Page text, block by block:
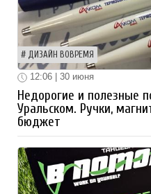
ДИЗАЙН ВОВРЕМЯ
12:06 | 30 июня
Недорогие и полезные
Уральском. Ручки,
бюджет